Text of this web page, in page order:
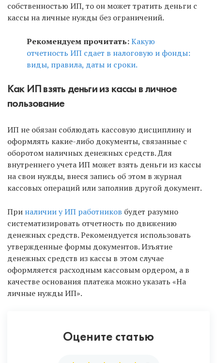
собственностью ИП, то он может тратить деньги с
кассы на личные нужды без ограничений.
Рекомендуем прочитать:Какую
отчетность ИП сдает в налоговую и фонды:
виды, правила, даты и сроки.
Как ИП взять деньги из кассы в личное
пользование
ИП не обязан соблюдать кассовую дисциплину и
оформлять какие-либо документы, связанные с
оборотом наличных денежных средств. Для
внутреннего учета ИП может взять деньги из кассы
на свои нужды, внеся запись об этом в журнал
кассовых операций или заполнив другой документ.
При наличии у ИП работников будет разумно
систематизировать отчетность по движению
денежных средств. Рекомендуется использовать
утвержденные формы документов. Изъятие
денежных средств из кассы в этом случае
оформляется расходным кассовым ордером, а в
качестве основания платежа можно указать «На
личные нужды ИП».
Оцените статью